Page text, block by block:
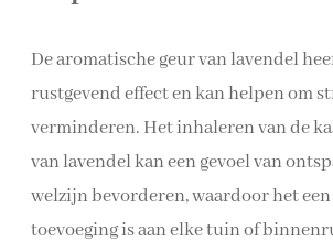
De aromatische geur van lavendel
rustgevend effect en kan helpen om
verminderen. Het inhaleren van de
van lavendel kan een gevoel van
welzijn bevorderen, waardoor het
toevoeging is aan elke tuin of